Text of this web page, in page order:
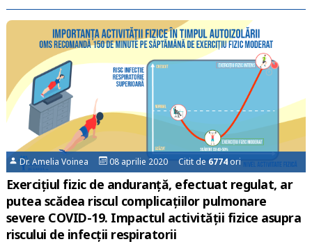
Dr. Amelia Voinea 08 aprilie 2020 Citit de 6774ori
Exercițiul fizic de anduranță, efectuat regulat, ar
putea scădea riscul complicațiilor pulmonare
severe COVID-19. Impactul activității fizice asupra
riscului de infecții respiratorii